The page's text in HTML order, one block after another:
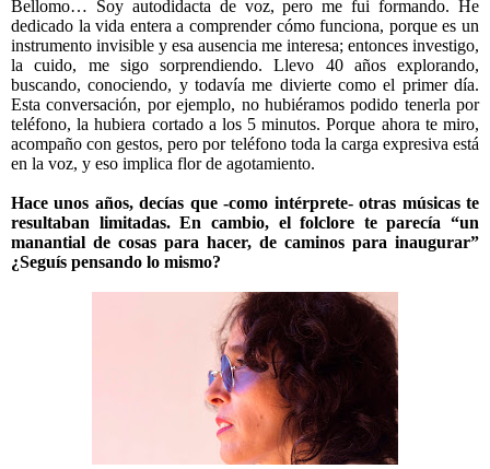
Bellomo… Soy autodidacta de voz, pero me fui formando. He
dedicado la vida entera a comprender cómo funciona, porque es un
instrumento invisible y esa ausencia me interesa; entonces investigo,
la cuido, me sigo sorprendiendo. Llevo 40 años explorando,
buscando, conociendo, y todavía me divierte como el primer día.
Esta conversación, por ejemplo, no hubiéramos podido tenerla por
teléfono, la hubiera cortado a los 5 minutos. Porque ahora te miro,
acompaño con gestos, pero por teléfono toda la carga expresiva está
en la voz, y eso implica flor de agotamiento.
Hace unos años, decías que -como intérprete- otras músicas te
resultaban limitadas. En cambio, el folclore te parecía “un
manantial de cosas para hacer, de caminos para inaugurar”
¿Seguís pensando lo mismo?